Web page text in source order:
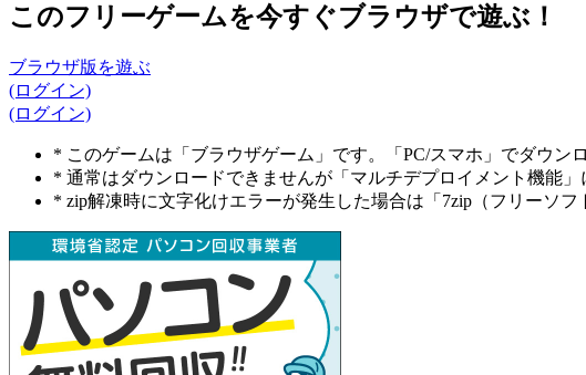
このフリーゲームを今すぐブラウザで遊ぶ！
ブラウザ版を遊ぶ
(ログイン)
(ログイン)
* このゲームは「ブラウザゲーム」です。「PC/スマホ」でダウン
* 通常はダウンロードできませんが「マルチデプロイメント機能
* zip解凍時に文字化けエラーが発生した場合は「7zip（フリーソ